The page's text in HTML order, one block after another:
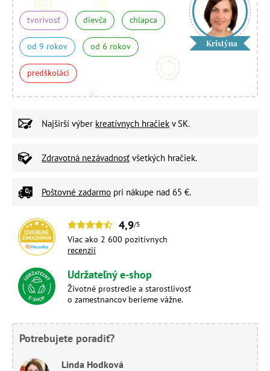
tvorivosť dievča chlapca
od 9 rokov od 6 rokov
predškoláci
Kristýna
Najširší výber kreatívnych hračiek v SK.
Zdravotná nezávadnosť všetkých hračiek.
Poštovné zadarmo pri nákupe nad 65 €.
4,9/5
Viac ako 2 600 pozitívnych
recenzií
Udržateľný e-shop
Životné prostredie a starostlivosť
o zamestnancov berieme vážne.
Potrebujete poradiť?
Linda Hodková